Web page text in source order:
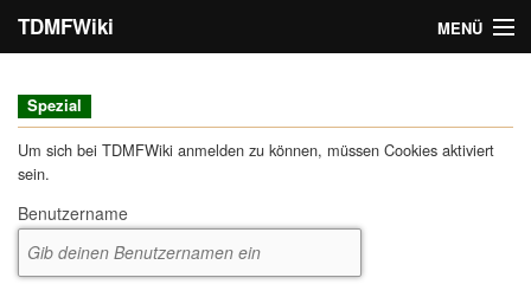
TDMFWiki MENÜ
Seitenkategorien
Spezial
Um sich bei TDMFWiki anmelden zu können, müssen Cookies aktiviert
sein.
Benutzername